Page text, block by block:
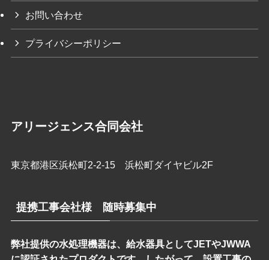
お問い合わせ
プライバシーポリシー
アリージェンス合同会社
東京都港区浜松町2-2-15 浜松町ダイヤビル2F
提携工事会社様 随時募集中
弊社提供の水処理機器は、給水器具としてJETやJWWA